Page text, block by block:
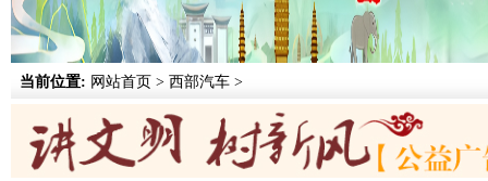
当前位置: 网站首页 > 西部汽车 >